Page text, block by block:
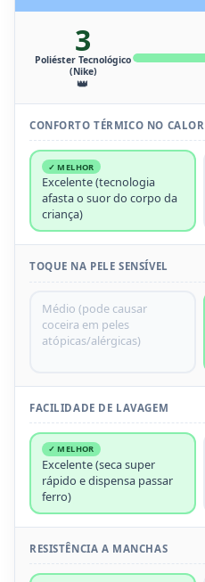
3
Poliéster Tecnológico
(Nike)
👑
CONFORTO TÉRMICO NO CALOR
✓ MELHOR
Excelente (tecnologia
afasta o suor do corpo da
criança)
TOQUE NA PELE SENSÍVEL
Médio (pode causar
coceira em peles
atópicas/alérgicas)
FACILIDADE DE LAVAGEM
✓ MELHOR
Excelente (seca super
rápido e dispensa passar
ferro)
RESISTÊNCIA A MANCHAS